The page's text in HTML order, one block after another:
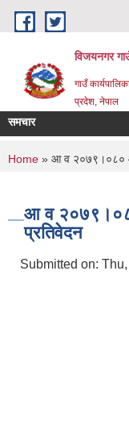
Skip to main content
विजयनगर
गाउँ
प्रदेश, नेपाल
समचार
You are
Home » आ व २०७९।०८०
आ व
प्रतिवेदन
Submitted on: